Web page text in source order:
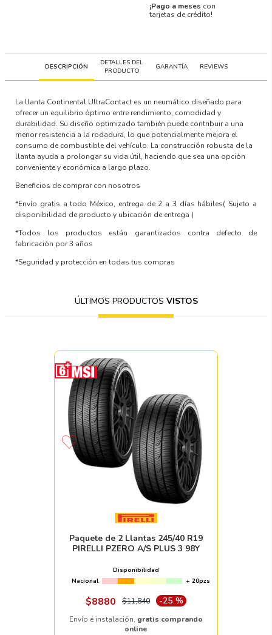
¡Pago a meses con
tarjetas de crédito!
DESCRIPCIÓN
DETALLES DEL
PRODUCTO
GARANTÍA REVIEWS
La llanta Continental UltraContact es un neumático diseñado para
ofrecer un equilibrio óptimo entre rendimiento, comodidad y
durabilidad. Su diseño optimizado también puede contribuir a una
menor resistencia a la rodadura, lo que potencialmente mejora el
consumo de combustible del vehículo. La construcción robusta de la
llanta ayuda a prolongar su vida útil, haciendo que sea una opción
conveniente y económica a largo plazo.
Beneficios de comprar con nosotros
*Envío gratis a todo México, entrega de 2 a 3 días hábiles( Sujeto a
disponibilidad de producto y ubicación de entrega )
*Todos los productos están garantizados contra defecto de
fabricación por 3 años
*Seguridad y protección en todas tus compras
ÚLTIMOS PRODUCTOS VISTOS
Paquete de 2 Llantas 245/40 R19
PIRELLI PZERO A/S PLUS 3 98Y
Disponibilidad
Nacional
+ 20pzs
$8880 $11,840 -25 %
Envío e instalación, gratis comprando
online